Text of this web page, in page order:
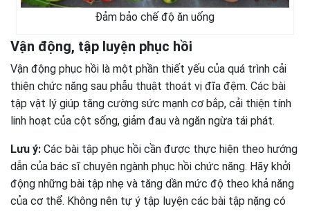
Đảm bảo chế độ ăn uống
Vận động, tập luyện phục hồi
Vận động phục hồi là một phần thiết yếu của quá trình cải
thiện chức năng sau phẫu thuật thoát vị đĩa đệm. Các bài
tập vật lý giúp tăng cường sức mạnh cơ bắp, cải thiện tính
linh hoạt của cột sống, giảm đau và ngăn ngừa tái phát.
Lưu ý: Các bài tập phục hồi cần được thực hiện theo hướng
dẫn của bác sĩ chuyên ngành phục hồi chức năng. Hãy khởi
động những bài tập nhẹ và tăng dần mức độ theo khả năng
của cơ thể. Không nên tự ý tập luyện các bài tập nặng có